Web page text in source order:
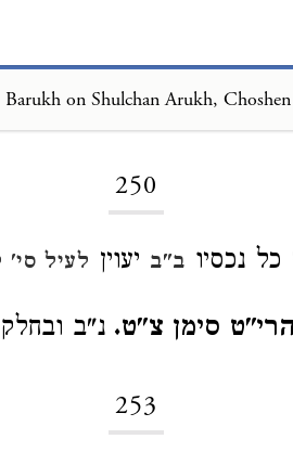
on Shulchan Arukh,
250
נכסיו ב"ב יעוין לעיל
סימן צ"ט. נ"ב
253